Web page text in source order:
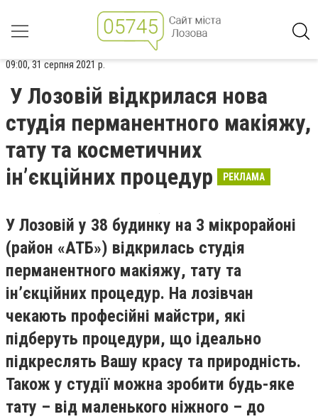
09:00, 31 серпня 2021 р.
У Лозовій відкрилася нова
студія перманентного макіяжу,
тату та косметичних
ін’єкційних процедур
РЕКЛАМА
У Лозовій у 38 будинку на 3 мікрорайоні
(район «АТБ») відкрилась студія
перманентного макіяжу, тату та
ін’єкційних процедур. На лозівчан
чекають професійні майстри, які
підберуть процедури, що ідеально
підкреслять Вашу красу та природність.
Також у студії можна зробити будь-яке
тату – від маленького ніжного – до